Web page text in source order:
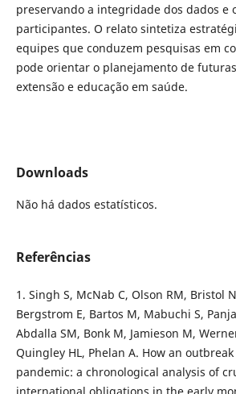
preservando a integridade dos dados e
participantes. O relato sintetiza
equipes que conduzem pesquisas em
pode orientar o planejamento de
extensão e educação em saúde.
Downloads
Não há dados estatísticos.
Referências
1. Singh S, McNab C, Olson RM, Bristol
Bergstrom E, Bartos M, Mabuchi S,
Abdalla SM, Bonk M, Jamieson M,
Quingley HL, Phelan A. How an
pandemic: a chronological analysis of
international obligations in the early